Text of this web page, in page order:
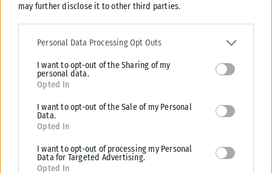
may further disclose it to other third parties.
Please note that this website/app uses one or more Google
services and may gather and store information including but not
deny consent to Google and its third-party tags to use your data
for below specified purposes in below Google consent section.
Personal Data Processing Opt Outs
I want to opt-out of the Sharing of my
personal data.
Opted In
I want to opt-out of the Sale of my Personal
Data.
Opted In
I want to opt-out of processing my Personal
Data for Targeted Advertising.
Opted In
ΔΙΕΘΝΉ
Υεμένη: Οι Χούθι ανακοίνωσαν πλήγμα σε σαουδαραβικό
διυλιστήριο στην Ερυθρά Θάλασσα
Οι αντάρτες Χούθι της Υεμένης, οι οποίοι υποστηρίζονται από το Ιράν,
ανακοίνωσαν σήμερα ότι έπληξαν πετρελαϊκή εγκατάσταση στην ακτή